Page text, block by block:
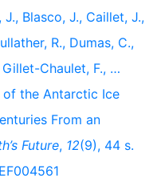
J., Blasco, J., Caillet, J.,
R., Dumas, C.,
Gillet-Chaulet, F., …
of the Antarctic Ice
From an
Future, 12(9), 44 s.